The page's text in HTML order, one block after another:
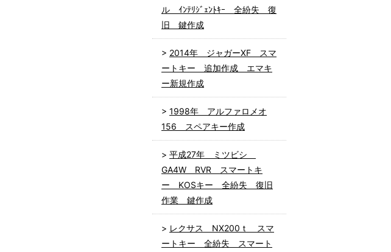
ル ｲﾝﾃﾘｼﾞｪﾝﾄｷｰ 全紛失 復
旧 鍵作成
2014年 ジャガーXF スマ
ートキー 追加作成 エマキ
ー新規作成
1998年 アルファロメオ
156 スペアキー作成
平成27年 ミツビシ
GA4W RVR スマートキ
ー KOSキー 全紛失 復旧
作業 鍵作成
レクサス NX200ｔ スマ
ートキー 全紛失 スマート